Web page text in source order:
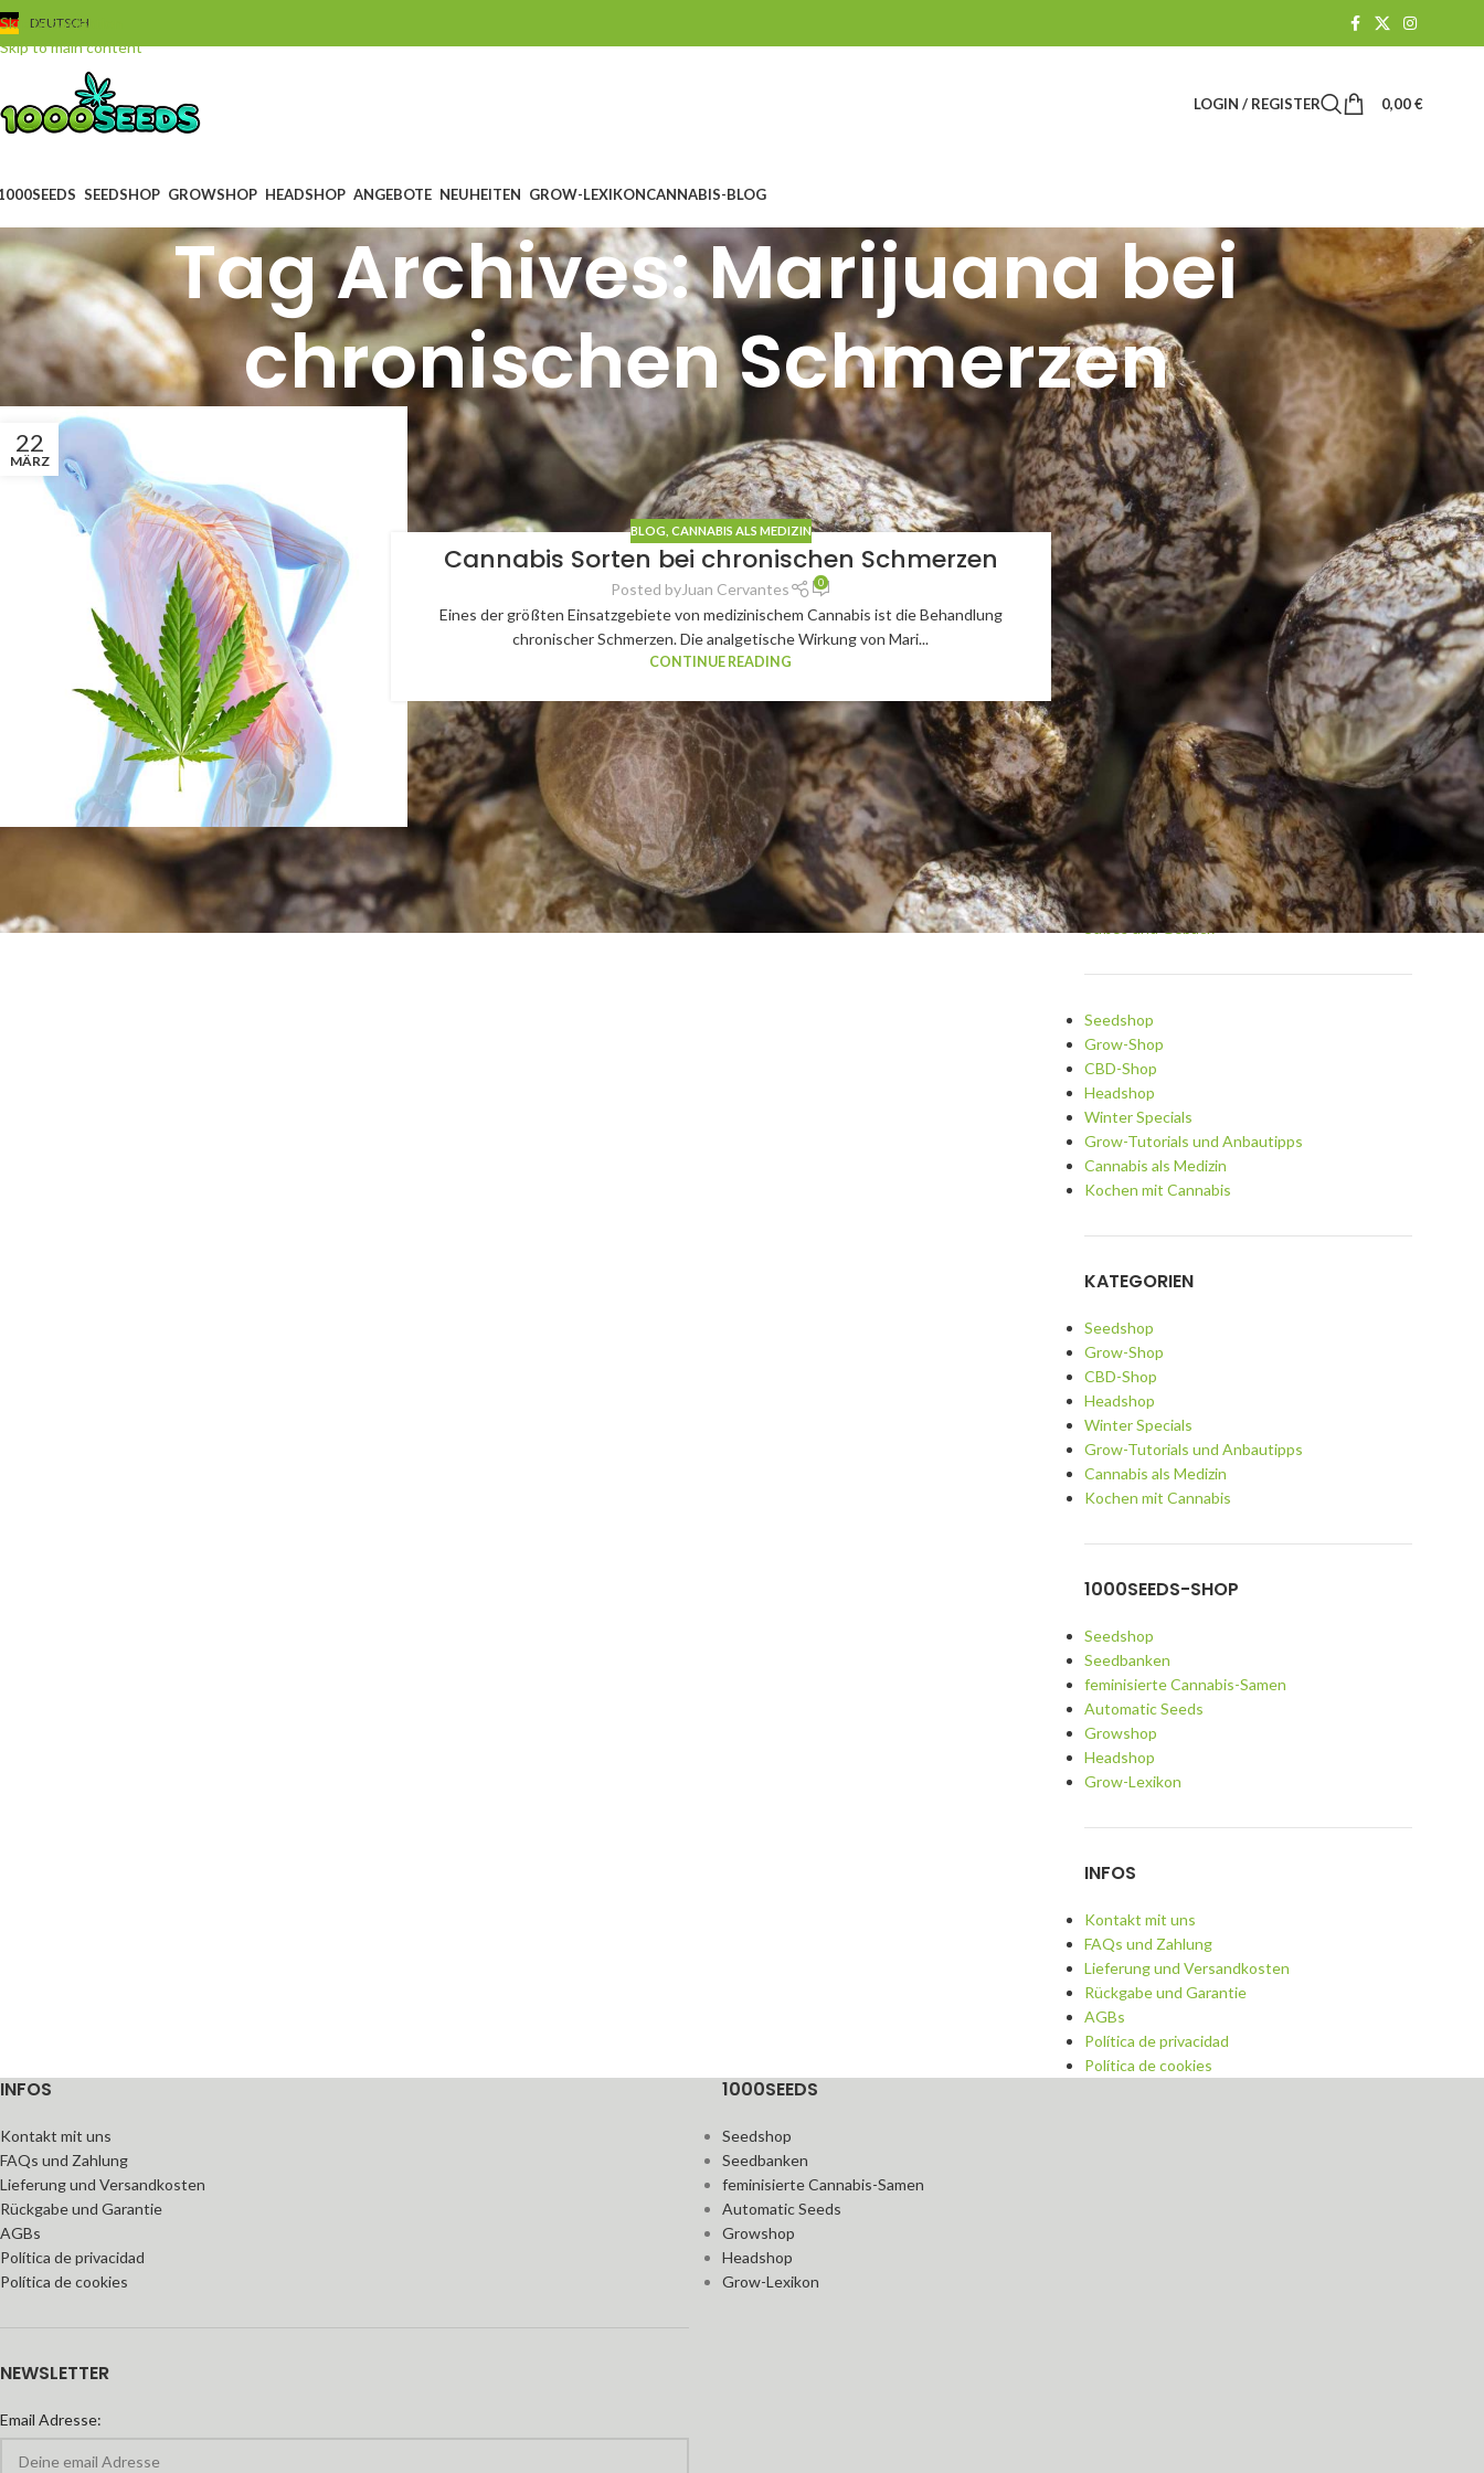
Skip to navigation
Skip to main content
DEUTSCH
LOGIN / REGISTER 0,00€
SEEDSHOP GROWSHOP HEADSHOP ANGEBOTE NEUHEITEN GROW-LEXIKONCANNABIS-BLOG
Tag Archives: Marijuana bei
chronischen Schmerzen
22
MÄRZ
BLOG CANNABIS ALS MEDIZIN
Cannabis Sorten bei chronischen Schmerzen
Posted byJuan Cervantes 0
Eines der größten Einsatzgebiete von medizinischem Cannabis ist die Behandlung
chronischer Schmerzen. Die analgetische Wirkung von Mari...
CONTINUE READING
Suchen
SUCHEN
BLOG-KATEGORIEN
Blog
Cannabis A-Z
Cannabis als Medizin
Cannabis-Kosmetik & Spa
Cannabisrezepte
Dips und Saucen
Fragen und Antworten
Getränke und Cocktails mit Cannabis
Growing
Grundrezepte und Tipps
Hydroponic
Snacks und Hauptgerichte
Sorten und Strainreviews
Süßes und Gebäck
Seedshop
Grow-Shop
CBD-Shop
Headshop
Winter Specials
Grow-Tutorials und Anbautipps
Cannabis als Medizin
Kochen mit Cannabis
KATEGORIEN
Seedshop
Grow-Shop
CBD-Shop
Headshop
Winter Specials
Grow-Tutorials und Anbautipps
Cannabis als Medizin
Kochen mit Cannabis
1000SEEDS-SHOP
Seedshop
Seedbanken
feminisierte Cannabis-Samen
Automatic Seeds
Growshop
Headshop
Grow-Lexikon
INFOS
Kontakt mit uns
FAQs und Zahlung
Lieferung und Versandkosten
Rückgabe und Garantie
AGBs
Política de privacidad
Política de cookies
INFOS
Kontakt mit uns
FAQs und Zahlung
Lieferung und Versandkosten
Rückgabe und Garantie
AGBs
Política de privacidad
Política de cookies
NEWSLETTER
Email Adresse:
1000SEEDS
Seedshop
Seedbanken
feminisierte Cannabis-Samen
Automatic Seeds
Growshop
Headshop
Grow-Lexikon